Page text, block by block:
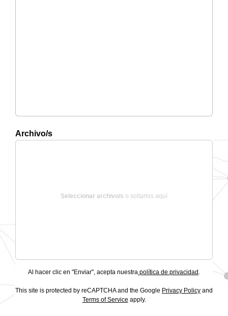
Archivo/s
Seleccionar archivo/s o soltarlos aquí
Al hacer clic en "Enviar", acepta nuestra política de privacidad .
This site is protected by reCAPTCHA and the Google Privacy Policy and
Terms of Service apply.